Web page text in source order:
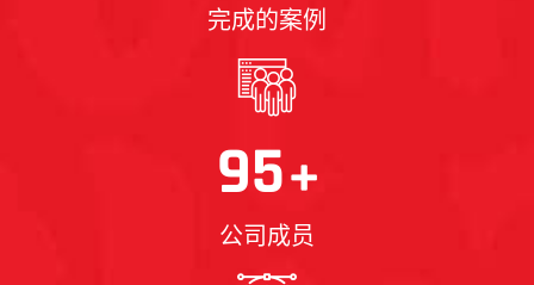
完成的案例
95+
公司成员